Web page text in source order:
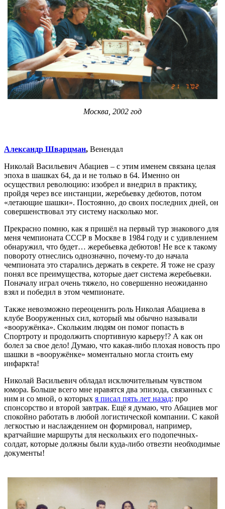
Москва, 2002 год
Александр Шварцман, Венендал
Николай Васильевич Абациев – с этим именем связана целая
эпоха в шашках 64, да и не только в 64. Именно он
осуществил революцию: изобрел и внедрил в практику,
пройдя через все инстанции, жеребьевку дебютов, потом
«летающие шашки». Постоянно, до своих последних дней, он
совершенствовал эту систему насколько мог.
Прекрасно помню, как я пришёл на первый тур знакового для
меня чемпионата СССР в Москве в 1984 году и с удивлением
обнаружил, что будет… жеребьевка дебютов! Не все к такому
повороту отнеслись однозначно, почему-то до начала
чемпионата это старались держать в секрете. Я тоже не сразу
понял все преимущества, которые дает система жеребьевки.
Поначалу играл очень тяжело, но совершенно неожиданно
взял и победил в этом чемпионате.
Также невозможно переоценить роль Николая Абациева в
клубе Вооруженных сил, который мы обычно называли
«вооружёнка». Скольким людям он помог попасть в
Спортроту и продолжить спортивную карьеру!? А как он
болел за свое дело! Думаю, что какая-либо плохая новость про
шашки в «вооружёнке» моментально могла стоить ему
инфаркта!
Николай Васильевич обладал исключительным чувством
юмора. Больше всего мне нравятся два эпизода, связанных с
ним и со мной, о которых я писал пять лет назад: про
спонсорство и второй завтрак. Ещё я думаю, что Абациев мог
спокойно работать в любой логистической компании. С какой
легкостью и наслаждением он формировал, например,
кратчайшие маршруты для нескольких его подопечных-
солдат, которые должны были куда-либо отвезти необходимые
документы!